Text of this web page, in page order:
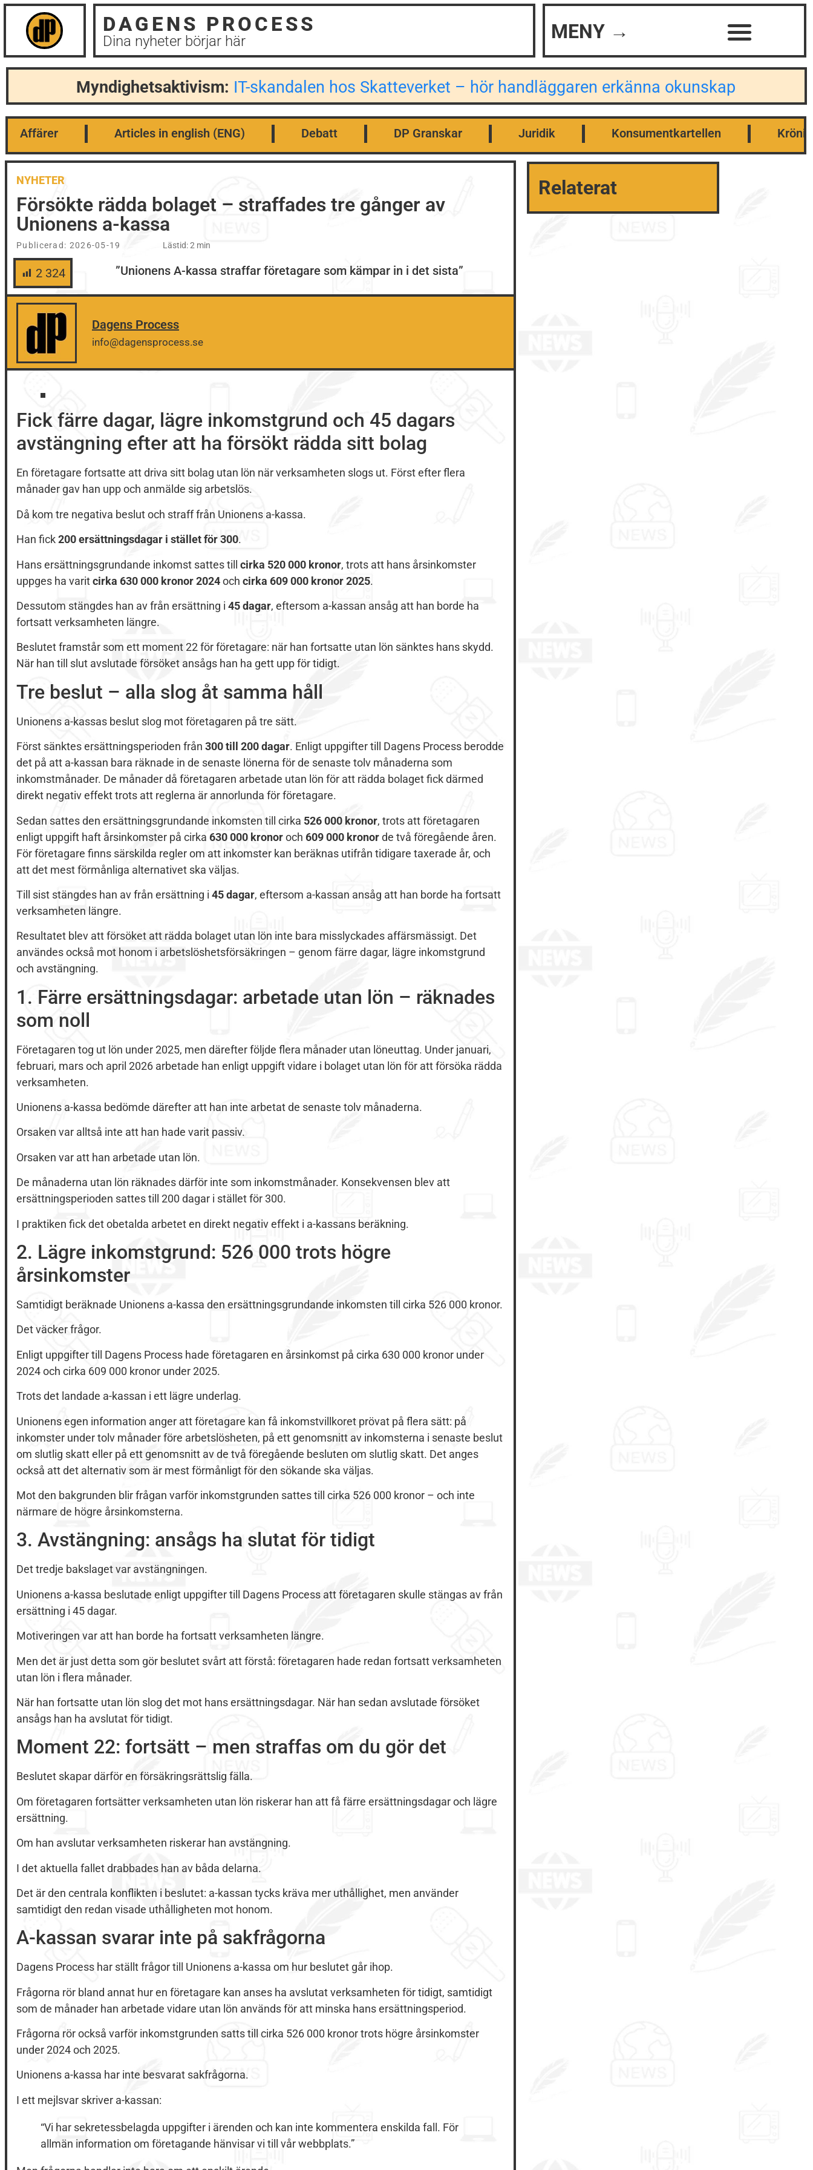
DAGENS PROCESS
Dina nyheter börjar här MENY →
Myndighetsaktivism: IT-skandalen hos Skatteverket – hör handläggaren erkänna okunskap
Affärer Articles in english (ENG) Debatt DP Granskar Juridik Konsumentkartellen
NYHETER
Försökte rädda bolaget – straffades tre gånger av
Unionens a-kassa
Publicerad: 2026-05-19 Lästid: 2 min
2 324 ”Unionens A-kassa straffar företagare som kämpar in i det sista”
Dagens Process
info@dagensprocess.se
Fick färre dagar, lägre inkomstgrund och 45 dagars
avstängning efter att ha försökt rädda sitt bolag
En företagare fortsatte att driva sitt bolag utan lön när verksamheten slogs ut. Först efter flera
månader gav han upp och anmälde sig arbetslös.
Då kom tre negativa beslut och straff från Unionens a-kassa.
Han fick200 ersättningsdagar i stället för 300.
Hans ersättningsgrundande inkomst sattes till cirka 520 000 kronor, trots att hans årsinkomster
uppges ha varitcirka 630 000 kronor 2024och cirka 609 000 kronor 2025.
Dessutom stängdes han av från ersättning i 45 dagar, eftersom a-kassan ansåg att han borde ha
fortsatt verksamheten längre.
Beslutet framstår som ett moment 22 för företagare: när han fortsatte utan lön sänktes hans skydd.
När han till slut avslutade försöket ansågs han ha gett upp för tidigt.
Tre beslut – alla slog åt samma håll
Unionens a-kassas beslut slog mot företagaren på tre sätt.
Först sänktes ersättningsperioden från 300 till 200 dagar. Enligt uppgifter till Dagens Process berodde
det på att a-kassan bara räknade in de senaste lönerna för de senaste tolv månaderna som
inkomstmånader. De månader då företagaren arbetade utan lön för att rädda bolaget fick därmed
direkt negativ effekt trots att reglerna är annorlunda för företagare.
Sedan sattes den ersättningsgrundande inkomsten till cirka 526 000 kronor, trots att företagaren
enligt uppgift haft årsinkomster på cirka 630 000 kronoroch 609 000 kronorde två föregående åren.
För företagare finns särskilda regler om att inkomster kan beräknas utifrån tidigare taxerade år, och
att det mest förmånliga alternativet ska väljas.
Till sist stängdes han av från ersättning i 45 dagar, eftersom a-kassan ansåg att han borde ha fortsatt
verksamheten längre.
Resultatet blev att försöket att rädda bolaget utan lön inte bara misslyckades affärsmässigt. Det
användes också mot honom i arbetslöshetsförsäkringen – genom färre dagar, lägre inkomstgrund
och avstängning.
1. Färre ersättningsdagar: arbetade utan lön – räknades
som noll
Företagaren tog ut lön under 2025, men därefter följde flera månader utan löneuttag. Under januari,
februari, mars och april 2026 arbetade han enligt uppgift vidare i bolaget utan lön för att försöka rädda
verksamheten.
Unionens a-kassa bedömde därefter att han inte arbetat de senaste tolv månaderna.
Orsaken var alltså inte att han hade varit passiv.
Orsaken var att han arbetade utan lön.
De månaderna utan lön räknades därför inte som inkomstmånader. Konsekvensen blev att
ersättningsperioden sattes till 200 dagar i stället för 300.
I praktiken fick det obetalda arbetet en direkt negativ effekt i a-kassans beräkning.
2. Lägre inkomstgrund: 526 000 trots högre
årsinkomster
Samtidigt beräknade Unionens a-kassa den ersättningsgrundande inkomsten till cirka 526 000 kronor.
Det väcker frågor.
Enligt uppgifter till Dagens Process hade företagaren en årsinkomst på cirka 630 000 kronor under
2024 och cirka 609 000 kronor under 2025.
Trots det landade a-kassan i ett lägre underlag.
Unionens egen information anger att företagare kan få inkomstvillkoret prövat på flera sätt: på
inkomster under tolv månader före arbetslösheten, på ett genomsnitt av inkomsterna i senaste beslut
om slutlig skatt eller på ett genomsnitt av de två föregående besluten om slutlig skatt. Det anges
också att det alternativ som är mest förmånligt för den sökande ska väljas.
Mot den bakgrunden blir frågan varför inkomstgrunden sattes till cirka 526 000 kronor – och inte
närmare de högre årsinkomsterna.
3. Avstängning: ansågs ha slutat för tidigt
Det tredje bakslaget var avstängningen.
Unionens a-kassa beslutade enligt uppgifter till Dagens Process att företagaren skulle stängas av från
ersättning i 45 dagar.
Motiveringen var att han borde ha fortsatt verksamheten längre.
Men det är just detta som gör beslutet svårt att förstå: företagaren hade redan fortsatt verksamheten
utan lön i flera månader.
När han fortsatte utan lön slog det mot hans ersättningsdagar. När han sedan avslutade försöket
ansågs han ha avslutat för tidigt.
Moment 22: fortsätt – men straffas om du gör det
Beslutet skapar därför en försäkringsrättslig fälla.
Om företagaren fortsätter verksamheten utan lön riskerar han att få färre ersättningsdagar och lägre
ersättning.
Om han avslutar verksamheten riskerar han avstängning.
I det aktuella fallet drabbades han av båda delarna.
Det är den centrala konflikten i beslutet: a-kassan tycks kräva mer uthållighet, men använder
samtidigt den redan visade uthålligheten mot honom.
A-kassan svarar inte på sakfrågorna
Dagens Process har ställt frågor till Unionens a-kassa om hur beslutet går ihop.
Frågorna rör bland annat hur en företagare kan anses ha avslutat verksamheten för tidigt, samtidigt
som de månader han arbetade vidare utan lön används för att minska hans ersättningsperiod.
Frågorna rör också varför inkomstgrunden satts till cirka 526 000 kronor trots högre årsinkomster
under 2024 och 2025.
Unionens a-kassa har inte besvarat sakfrågorna.
I ett mejlsvar skriver a-kassan:
“Vi har sekretessbelagda uppgifter i ärenden och kan inte kommentera enskilda fall. För
allmän information om företagande hänvisar vi till vår webbplats.”
Relaterat